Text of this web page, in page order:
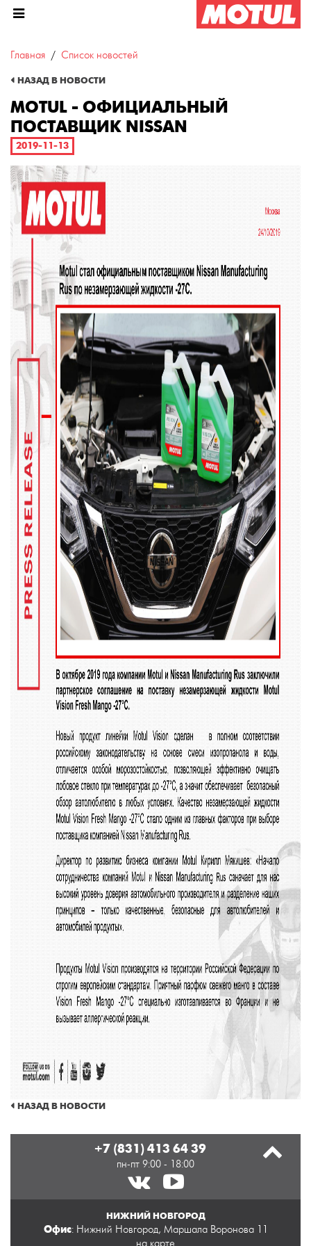
Главная Список новостей
НАЗАД В НОВОСТИ
MOTUL - ОФИЦИАЛЬНЫЙ
ПОСТАВЩИК NISSAN
2019-11-13
НАЗАД В НОВОСТИ
+7 (831) 413 64 39
пн-пт 9:00 - 18:00
НИЖНИЙ НОВГОРОД
Офис: Нижний Новгород, Маршала Воронова 11
на карте